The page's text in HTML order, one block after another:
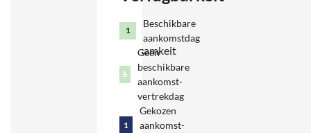
mit viel
Aufmerksamkeit
Familien
1
Beschikbare
aankomstdag
1
Geen
beschikbare
aankomst-
vertrekdag
1
Gekozen
aankomst-